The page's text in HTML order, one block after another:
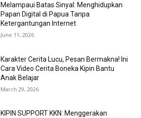
Melampaui Batas Sinyal: Menghidupkan
Papan Digital di Papua Tanpa
Ketergantungan Internet
June 11, 2026
Karakter Cerita Lucu, Pesan Bermakna! Ini
Cara Video Cerita Boneka Kipin Bantu
Anak Belajar
March 29, 2026
KIPIN SUPPORT KKN: Menggerakan